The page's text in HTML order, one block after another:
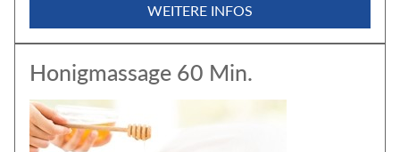
WEITERE INFOS
Honigmassage 60 Min.